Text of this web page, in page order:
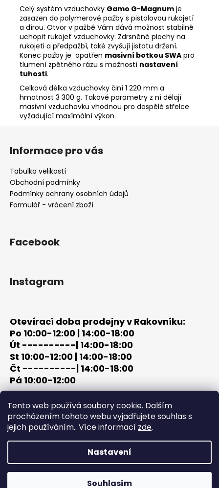
Tento web používá soubory cookie. Dalším
procházením tohoto webu vyjadřujete souhlas s
jejich používáním.. Více informací zde.
Nastavení
Souhlasím
Celý systém vzduchovky Gamo G-Magnum je
zasazen do polymerové pažby s pistolovou rukojetí
a dírou. Otvor v pažbě Vám dává možnost stabilně
uchopit rukojeť vzduchovky. Zdrsněné plochy na
rukojeti a předpažbí, také zvyšují jistotu držení.
Konec pažby je opatřen masivní botkou SWA pro
tlumení zpětného rázu s možností nastavení
tuhosti.
Celková délka vzduchovky činí 1 220 mm a
hmotnost 3 300 g. Takové parametry z ní dělají
masivní vzduchovku vhodnou pro dospělé střelce
vyžadující maxímální výkon.
Z
Informace pro vás
Tabulka velikostí
Obchodní podmínky
Podmínky ochrany osobních údajů
Formulář - vrácení zboží
Facebook
Instagram
Otevírací doba prodejny v Rakovníku:
Po 10:00-12:00 | 14:00-18:00
Út ----------| 14:00-18:00
St 10:00-12:00 | 14:00-18:00
Čt ----------| 14:00-18:00
Pá 10:00-12:00
tel: +420 603 320 859
email: terc-zbrane@seznam.cz
Copyright 2026PROCHÁZKA | OUTDOOR - LOV. Všechna
práva vyhrazena.Upravit nastavení cookies